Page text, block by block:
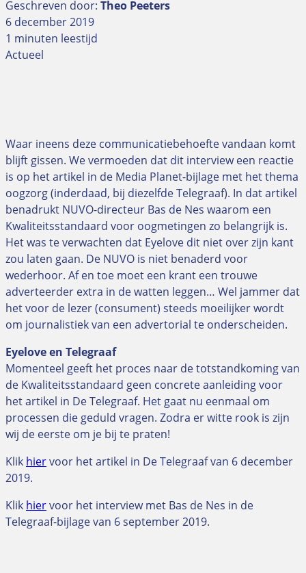
Geschreven door: Theo Peeters
6 december 2019
1 minuten leestijd
Actueel
Waar ineens deze communicatiebehoefte vandaan komt
blijft gissen. We vermoeden dat dit interview een reactie
is op het artikel in de Media Planet-bijlage met het thema
oogzorg (inderdaad, bij diezelfde Telegraaf). In dat artikel
benadrukt NUVO-directeur Bas de Nes waarom een
Kwaliteitsstandaard voor oogmetingen zo belangrijk is.
Het was te verwachten dat Eyelove dit niet over zijn kant
zou laten gaan. De NUVO is niet benaderd voor
wederhoor. Af en toe moet een krant een trouwe
adverteerder extra in de watten leggen… Wel jammer dat
het voor de lezer (consument) steeds moeilijker wordt
om journalistiek van een advertorial te onderscheiden.
Eyelove en Telegraaf
Momenteel geeft het proces naar de totstandkoming van
de Kwaliteitsstandaard geen concrete aanleiding voor
het artikel in De Telegraaf. Het gaat nu eenmaal om
processen die geduld vragen. Zodra er witte rook is zijn
wij de eerste om je bij te praten!
Klik hiervoor het artikel in De Telegraaf van 6 december
2019.
Klik hiervoor het interview met Bas de Nes in de
Telegraaf-bijlage van 6 september 2019.